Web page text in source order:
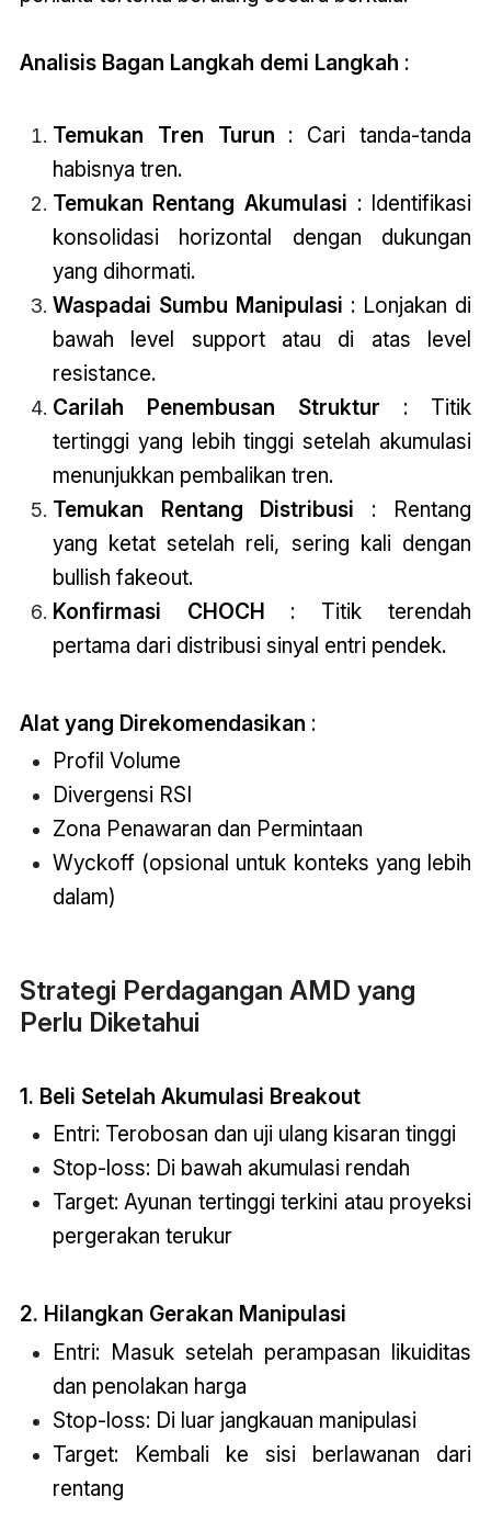
Analisis Bagan Langkah demi Langkah :
Temukan Tren Turun : Cari tanda-tanda
habisnya tren.
Temukan Rentang Akumulasi : Identifikasi
konsolidasi horizontal dengan dukungan
yang dihormati.
Waspadai Sumbu Manipulasi : Lonjakan di
bawah level support atau di atas level
resistance.
Carilah Penembusan Struktur : Titik
tertinggi yang lebih tinggi setelah akumulasi
menunjukkan pembalikan tren.
Temukan Rentang Distribusi : Rentang
yang ketat setelah reli, sering kali dengan
bullish fakeout.
Konfirmasi CHOCH : Titik terendah
pertama dari distribusi sinyal entri pendek.
Alat yang Direkomendasikan :
Profil Volume
Divergensi RSI
Zona Penawaran dan Permintaan
Wyckoff (opsional untuk konteks yang lebih
dalam)
Strategi Perdagangan AMD yang
Perlu Diketahui
1. Beli Setelah Akumulasi Breakout
Entri: Terobosan dan uji ulang kisaran tinggi
Stop-loss: Di bawah akumulasi rendah
Target: Ayunan tertinggi terkini atau proyeksi
pergerakan terukur
2. Hilangkan Gerakan Manipulasi
Entri: Masuk setelah perampasan likuiditas
dan penolakan harga
Stop-loss: Di luar jangkauan manipulasi
Target: Kembali ke sisi berlawanan dari
rentang